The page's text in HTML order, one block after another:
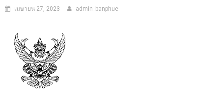
เมษายน 27, 2023 admin_banphue